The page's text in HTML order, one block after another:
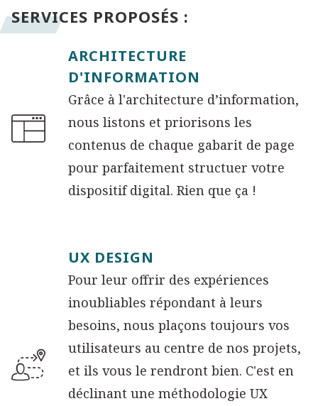
SERVICES PROPOSÉS :
ARCHITECTURE
D'INFORMATION
Grâce à l'architecture d’information,
nous listons et priorisons les
contenus de chaque gabarit de page
pour parfaitement structuer votre
dispositif digital. Rien que ça !
UX DESIGN
Pour leur offrir des expériences
inoubliables répondant à leurs
besoins, nous plaçons toujours vos
utilisateurs au centre de nos projets,
et ils vous le rendront bien. C'est en
déclinant une méthodologie UX